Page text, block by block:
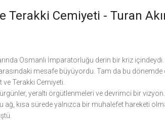
Terakki Cemiyeti - Turan
Osmanlı İmparatorluğu derin bir kriz
mesafe büyüyordu. Tam da bu
ve Terakki Cemiyeti.
yeraltı örgütlenmeleri ve devrimci bir
ağ, kısa sürede yalnızca bir muhalefet hareketi